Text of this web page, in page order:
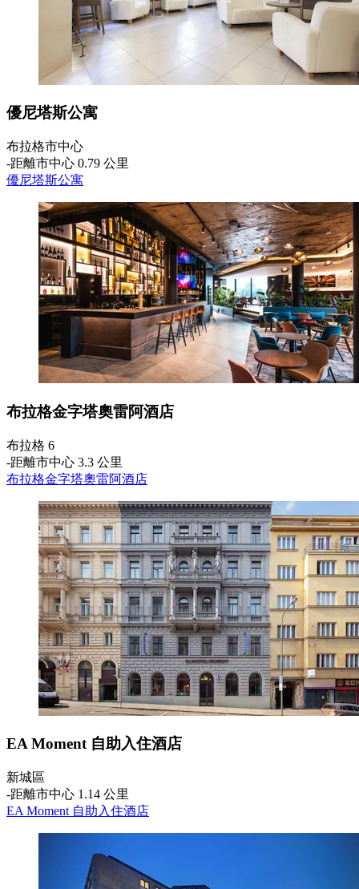
優尼塔斯公寓
布拉格市中心
‐距離市中心 0.79 公里
優尼塔斯公寓
布拉格金字塔奧雷阿酒店
布拉格 6
‐距離市中心 3.3 公里
布拉格金字塔奧雷阿酒店
EA Moment 自助入住酒店
新城區
‐距離市中心 1.14 公里
EA Moment 自助入住酒店